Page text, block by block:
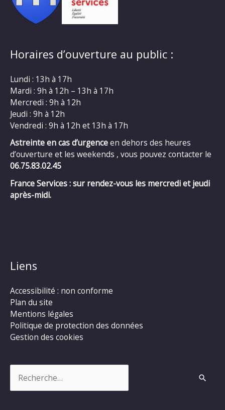
Horaires d’ouverture au public :
Lundi : 13h à 17h
Mardi : 9h à 12h – 13h à 17h
Mercredi : 9h à 12h
Jeudi : 9h à 12h
Vendredi : 9h à 12h et 13h à 17h
Astreinte en cas d’urgenceen dehors des heures
d’ouverture et les weekends , vous pouvez contacter le
06.75.83.02.45
France Services : sur rendez-vous les mercredi et jeudi
après-midi.
Liens
Accessibilité : non conforme
Plan du site
Mentions légales
Politique de protection des données
Gestion des cookies